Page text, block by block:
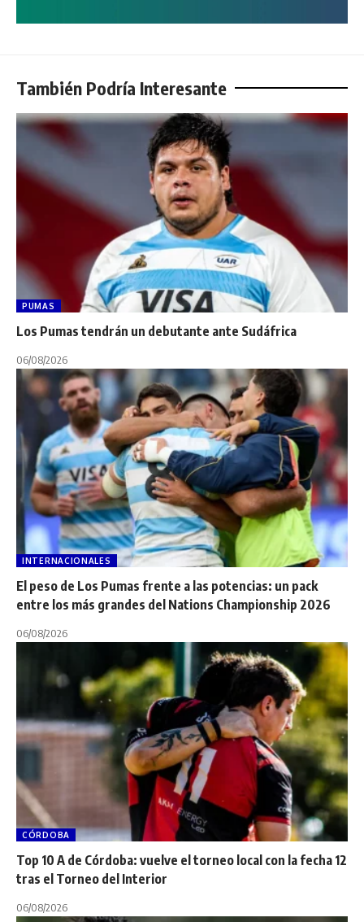
También Podría Interesante
PUMAS
Los Pumas tendrán un debutante ante Sudáfrica
06/08/2026
INTERNACIONALES
El peso de Los Pumas frente a las potencias: un pack
entre los más grandes del Nations Championship 2026
06/08/2026
CÓRDOBA
Top 10 A de Córdoba: vuelve el torneo local con la fecha 12
tras el Torneo del Interior
06/08/2026